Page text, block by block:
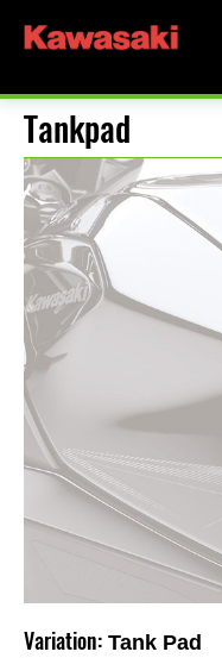
Tankpad
Variation: Tank Pad